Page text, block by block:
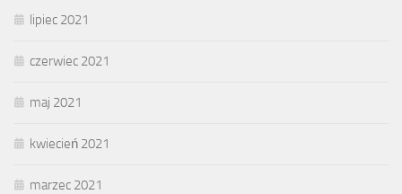
lipiec 2021
czerwiec 2021
maj 2021
kwiecień 2021
marzec 2021